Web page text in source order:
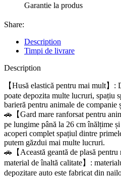
Garantie la produs
Share:
Description
Timpi de livrare
Description
【Husă elastică pentru mai mult】
poate depozita multe lucruri, spațiu
barieră pentru animale de companie
🚗【Gard mare ranforsat pentru
pe lungime până la 26 cm înălțime
acoperi complet spațiul dintre
putem găzdui mai multe lucruri.
🚗【Această geantă de plasă pentru
material de înaltă calitate】:
depozitare auto este fabricat din